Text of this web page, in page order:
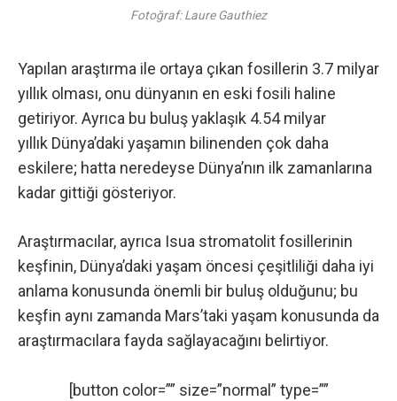
Fotoğraf: Laure Gauthiez
Yapılan araştırma ile ortaya çıkan fosillerin 3.7 milyar
yıllık olması, onu dünyanın en eski fosili haline
getiriyor. Ayrıca bu buluş yaklaşık 4.54 milyar
yıllık Dünya’daki yaşamın bilinenden çok daha
eskilere; hatta neredeyse Dünya’nın ilk zamanlarına
kadar gittiği gösteriyor.
Araştırmacılar, ayrıca Isua stromatolit fosillerinin
keşfinin, Dünya’daki yaşam öncesi çeşitliliği daha iyi
anlama konusunda önemli bir buluş olduğunu; bu
keşfin aynı zamanda Mars’taki yaşam konusunda da
araştırmacılara fayda sağlayacağını belirtiyor.
[button color=”” size=”normal” type=””